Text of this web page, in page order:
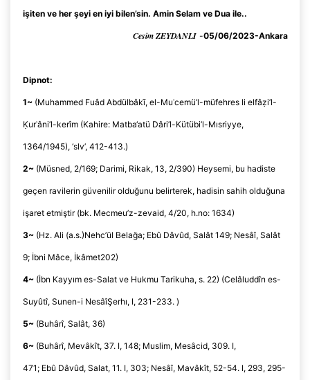
işiten ve her şeyi en iyi bilen’sin. Amin Selam ve Dua ile..
Cesim ZEYDANLI -05/06/2023-Ankara
Dipnot:
1~(Muhammed Fuâd Abdülbâkī, el-Muʿcemü’l-müfehres li elfâẓi’l-
Ḳurʾâni’l-kerîm(Kahire: Matba‘atü Dâri’l-Kütübi’l-Mısriyye,
1364/1945), ‘slv’, 412-413.)
2~(Müsned, 2/169; Darimi, Rikak, 13, 2/390) Heysemi, bu hadiste
geçen ravilerin güvenilir olduğunu belirterek, hadisin sahih olduğuna
işaret etmiştir (bk. Mecmeu’z-zevaid, 4/20, h.no: 1634)
3~(Hz. Ali (a.s.)Nehc’ül Belağa; Ebû Dâvûd, Salât 149; Nesâî, Salât
9; İbni Mâce, İkâmet202)
4~(İbn Kayyım es-Salat ve Hukmu Tarikuha, s. 22) (Celâluddîn es-
Suyûtî, Sunen-i NesâîŞerhı, I, 231-233. )
5~ (Buhârî, Salât, 36)
6~(Buhârî, Mevâkît, 37. I, 148; Muslim, Mesâcid, 309. I,
471; Ebû Dâvûd, Salat, 11. I, 303; Nesâî, Mavâkît, 52-54. I, 293, 295-